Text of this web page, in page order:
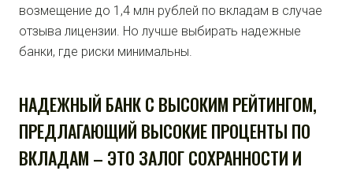
возмещение до 1,4 млн рублей по вкладам в случае
отзыва лицензии. Но лучше выбирать надежные
банки, где риски минимальны.
НАДЕЖНЫЙ БАНК С ВЫСОКИМ РЕЙТИНГОМ,
ПРЕДЛАГАЮЩИЙ ВЫСОКИЕ ПРОЦЕНТЫ ПО
ВКЛАДАМ – ЭТО ЗАЛОГ СОХРАННОСТИ И